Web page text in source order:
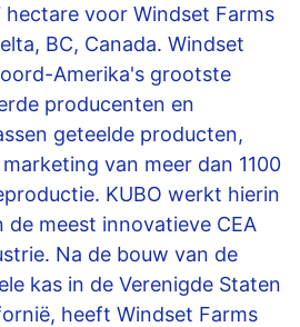
voor Windset Farms
BC, Canada. Windset
Amerika's grootste
producenten en
geteelde producten,
van meer dan 1100
KUBO werkt hierin
de meest innovatieve CEA
Na de bouw van de
kas in de Verenigde Staten
heeft Windset Farms